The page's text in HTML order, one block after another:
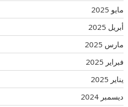
مايو 2025
أبريل 2025
مارس 2025
فبراير 2025
يناير 2025
ديسمبر 2024